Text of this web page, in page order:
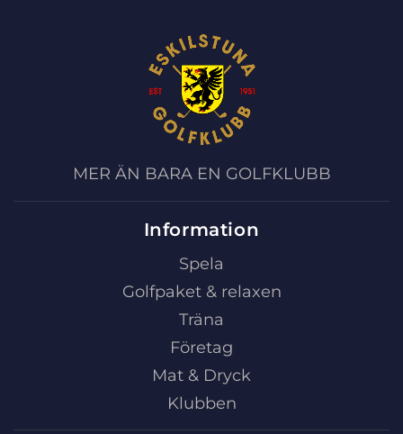
MER ÄN BARA EN GOLFKLUBB
Information
Spela
Golfpaket & relaxen
Träna
Företag
Mat & Dryck
Klubben